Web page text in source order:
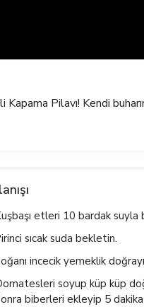
Pilavı! Kendi
etleri 10 bardak suyla
sıcak suda bekletin.
incecik yemeklik
soyup küp küp
biberleri ekleyip 5